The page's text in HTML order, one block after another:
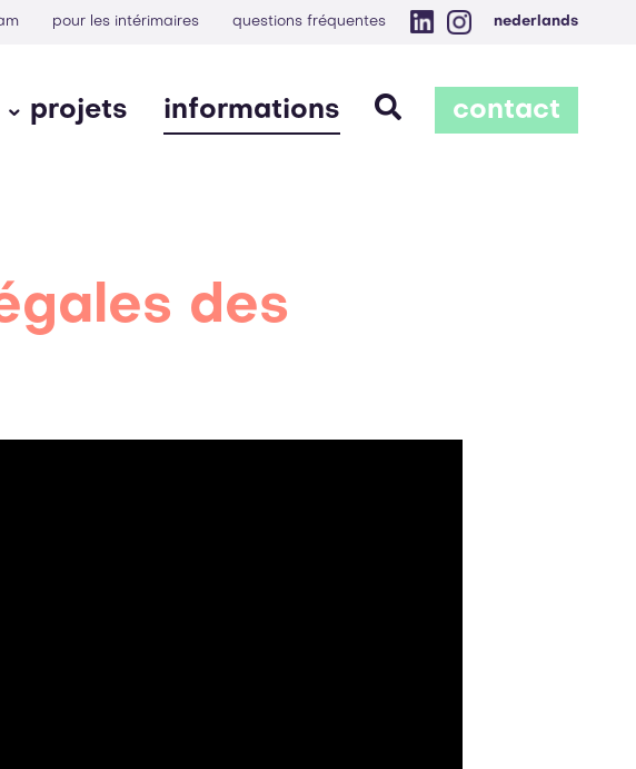
pour les intérimaires questions fréquentes nederlands
contact
projets informations
des